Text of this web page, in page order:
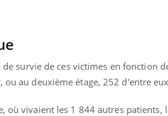
survie de ces victimes en fonction
au deuxième étage, 252 d'entre
où vivaient les 1 844 autres patients,